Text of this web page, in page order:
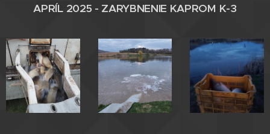
APRÍL 2025 - ZARYBNENIE KAPROM K-3